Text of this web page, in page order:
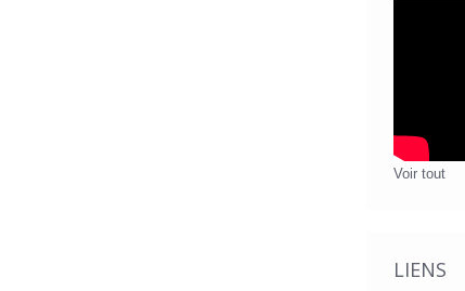
Voir tout
LIENS